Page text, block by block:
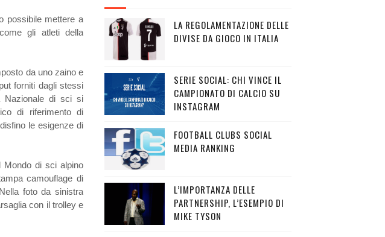
possibile mettere a
gli atleti della
da uno zaino e
forniti dagli stessi
Nazionale di sci si
di riferimento di
le esigenze di
Mondo di sci alpino
camouflage di
foto da sinistra
con il trolley e
LA REGOLAMENTAZIONE DELLE
DIVISE DA GIOCO IN ITALIA
SERIE SOCIAL: CHI VINCE IL
CAMPIONATO DI CALCIO SU
INSTAGRAM
FOOTBALL CLUBS SOCIAL
MEDIA RANKING
L’IMPORTANZA DELLE
PARTNERSHIP, L’ESEMPIO DI
MIKE TYSON